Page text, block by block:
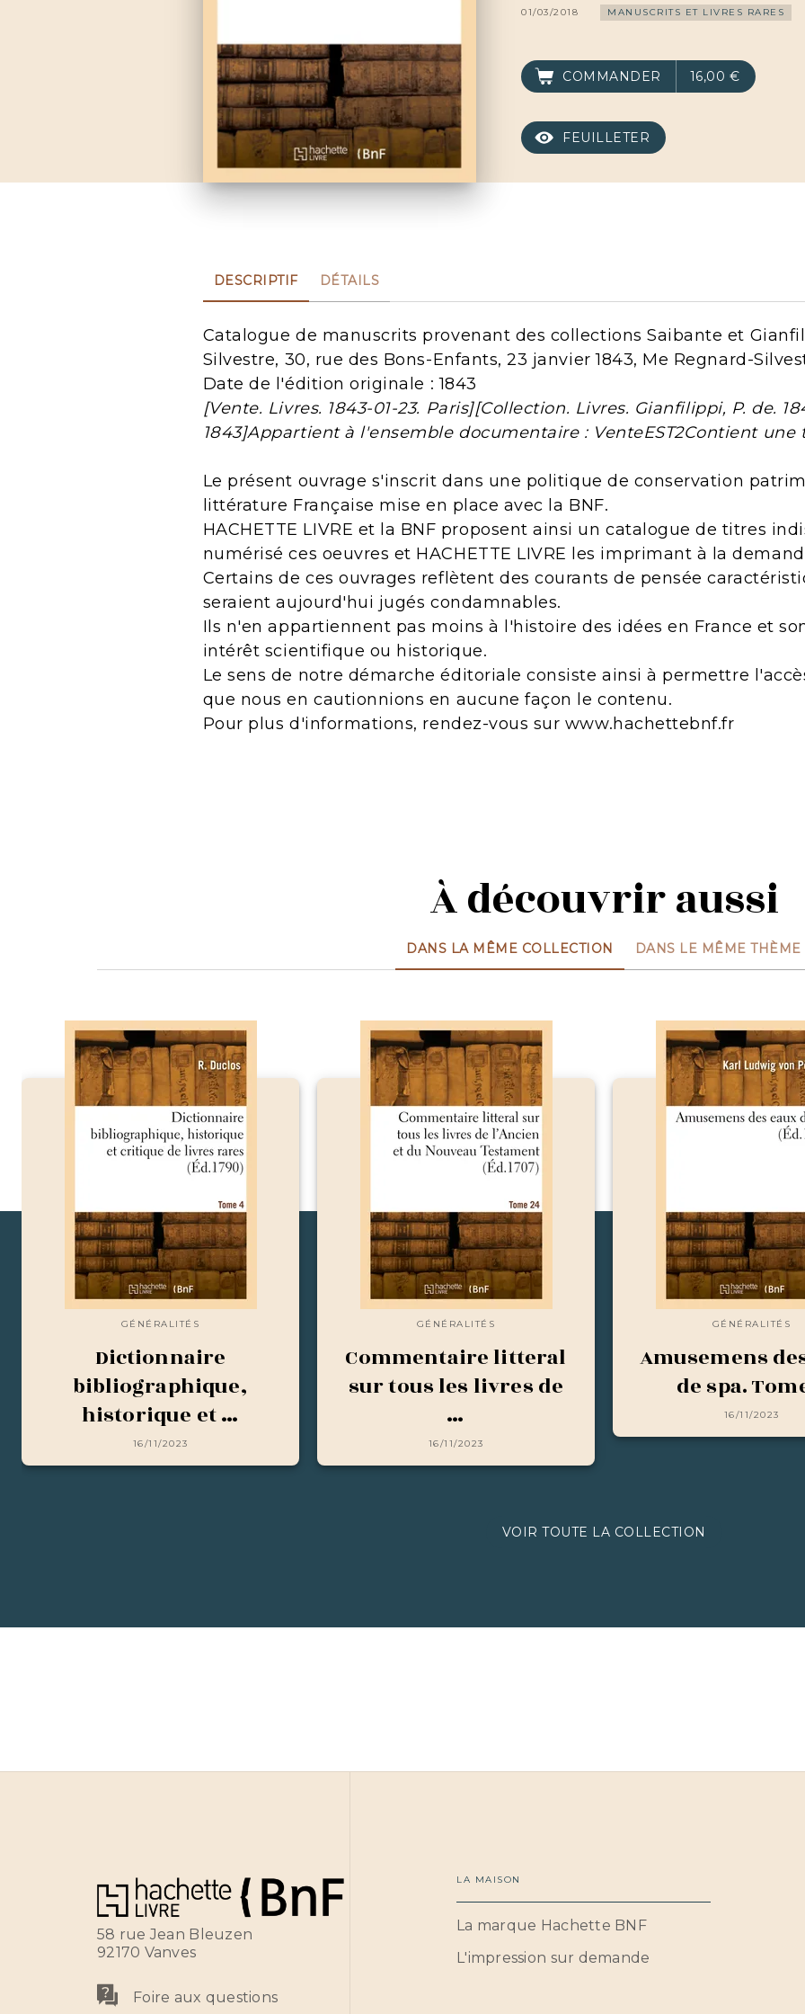
01/03/2018 MANUSCRITS ET LIVRES RARES
COMMANDER 16,00 €
FEUILLETER
DESCRIPTIF DÉTAILS
Catalogue de manuscrits provenant des collections Saibante et
Silvestre, 30, rue des Bons-Enfants, 23 janvier 1843, Me Regnard-
Date de l'édition originale : 1843
[Vente. Livres. 1843-01-23. Paris][Collection. Livres. Gianfilippi, P. de.
1843]Appartient à l'ensemble documentaire : VenteEST2Contient une
Le présent ouvrage s'inscrit dans une politique de conservation
littérature Française mise en place avec la BNF.
HACHETTE LIVRE et la BNF proposent ainsi un catalogue de titres
numérisé ces oeuvres et HACHETTE LIVRE les imprimant à la
Certains de ces ouvrages reflètent des courants de pensée
seraient aujourd'hui jugés condamnables.
Ils n'en appartiennent pas moins à l'histoire des idées en France et
intérêt scientifique ou historique.
Le sens de notre démarche éditoriale consiste ainsi à permettre
que nous en cautionnions en aucune façon le contenu.
Pour plus d'informations, rendez-vous sur www.hachettebnf.fr
À découvrir aussi
DANS LA MÊME COLLECTION DANS LE MÊME THÈME
GÉNÉRALITÉS
Dictionnaire
bibliographique,
historique et …
16/11/2023
GÉNÉRALITÉS
Commentaire litteral
sur tous les livres de
…
16/11/2023
GÉNÉRALITÉS
Amusemens
de spa.
16/11/2023
VOIR TOUTE LA COLLECTION
58 rue Jean Bleuzen
92170 Vanves
Foire aux questions
LA MAISON
La marque Hachette BNF
L'impression sur demande